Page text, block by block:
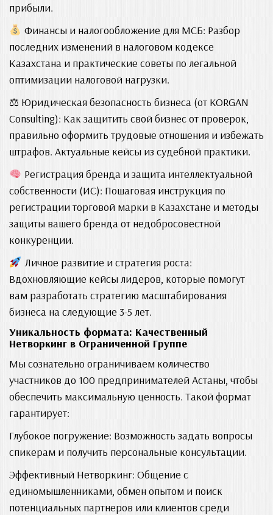
прибыли.
Финансы и налогообложение для МСБ: Разбор
последних изменений в налоговом кодексе
Казахстана и практические советы по легальной
оптимизации налоговой нагрузки.
⚖ Юридическая безопасность бизнеса (от KORGAN
Consulting): Как защитить свой бизнес от проверок,
правильно оформить трудовые отношения и избежать
штрафов. Актуальные кейсы из судебной практики.
Регистрация бренда и защита интеллектуальной
собственности (ИС): Пошаговая инструкция по
регистрации торговой марки в Казахстане и методы
защиты вашего бренда от недобросовестной
конкуренции.
Личное развитие и стратегия роста:
Вдохновляющие кейсы лидеров, которые помогут
вам разработать стратегию масштабирования
бизнеса на следующие 3-5 лет.
Уникальность формата: Качественный
Нетворкинг в Ограниченной Группе
Мы сознательно ограничиваем количество
участников до 100 предпринимателей Астаны, чтобы
обеспечить максимальную ценность. Такой формат
гарантирует:
Глубокое погружение: Возможность задать вопросы
спикерам и получить персональные консультации.
Эффективный Нетворкинг: Общение с
единомышленниками, обмен опытом и поиск
потенциальных партнеров или клиентов среди